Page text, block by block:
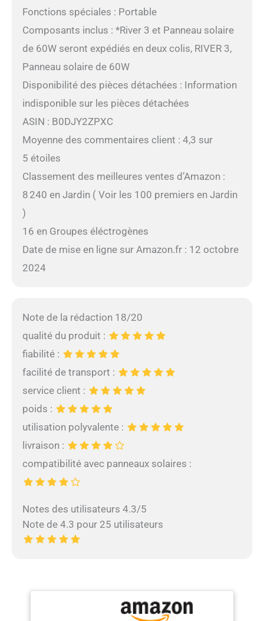
Fonctions spéciales : Portable
Composants inclus : *River 3 et Panneau solaire
de 60W seront expédiés en deux colis, RIVER 3,
Panneau solaire de 60W
Disponibilité des pièces détachées : Information
indisponible sur les pièces détachées
ASIN : B0DJY2ZPXC
Moyenne des commentaires client : 4,3 sur
5 étoiles
Classement des meilleures ventes d’Amazon :
8 240 en Jardin ( Voir les 100 premiers en Jardin
)
16 en Groupes éléctrogènes
Date de mise en ligne sur Amazon.fr : 12 octobre
2024
Note de la rédaction 18/20
qualité du produit :
fiabilité :
facilité de transport :
service client :
poids :
utilisation polyvalente :
livraison :
compatibilité avec panneaux solaires :
Notes des utilisateurs 4.3/5
Note de 4.3 pour 25 utilisateurs